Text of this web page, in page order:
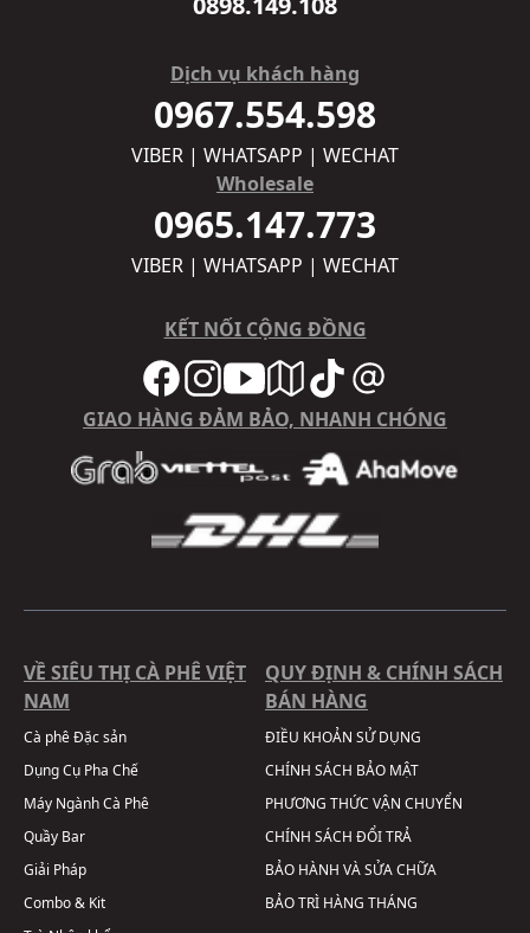
Dịch vụ khách hàng
0967.554.598
VIBER | WHATSAPP | WECHAT
Wholesale
0965.147.773
VIBER | WHATSAPP | WECHAT
KẾT NỐI CỘNG ĐỒNG
GIAO HÀNG ĐẢM BẢO, NHANH CHÓNG
VỀ SIÊU THỊ CÀ PHÊ VIỆT
NAM
Cà phê Đặc sản
Dụng Cụ Pha Chế
Máy Ngành Cà Phê
Quầy Bar
Giải Pháp
Combo & Kit
QUY ĐỊNH & CHÍNH SÁCH
BÁN HÀNG
ĐIỀU KHOẢN SỬ DỤNG
CHÍNH SÁCH BẢO MẬT
PHƯƠNG THỨC VẬN CHUYỂN
CHÍNH SÁCH ĐỔI TRẢ
BẢO HÀNH VÀ SỬA CHỮA
BẢO TRÌ HÀNG THÁNG